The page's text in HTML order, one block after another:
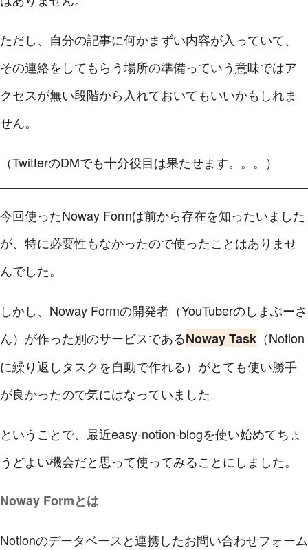
ただし、自分の記事に何かまずい内容が入っていて、
その連絡をしてもらう場所の準備っていう意味ではア
クセスが無い段階から入れておいてもいいかもしれま
せん。
（TwitterのDMでも十分役目は果たせます。。。）
今回使ったNoway Formは前から存在を知ったいました
が、特に必要性もなかったので使ったことはありませ
んでした。
しかし、Noway Formの開発者（YouTuberのしまぶーさ
ん）が作った別のサービスであるNoway Task （Notion
に繰り返しタスクを自動で作れる）がとても使い勝手
が良かったので気にはなっていました。
ということで、最近easy-notion-blogを使い始めてちょ
うどよい機会だと思って使ってみることにしました。
Noway Formとは
Notionのデータベースと連携したお問い合わせフォーム